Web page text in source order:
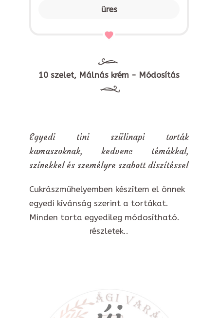
üres
10 szelet, Málnás krém - Módosítás
Egyedi tini szülinapi torták
kamaszoknak, kedvenc témákkal,
színekkel és személyre szabott díszítéssel
Cukrászműhelyemben készítem el önnek
egyedi kívánság szerint a tortákat.
Minden torta egyedileg módosítható.
részletek..